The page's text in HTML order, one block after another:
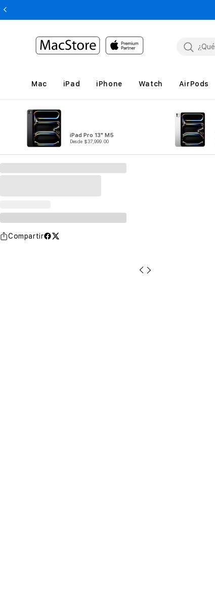
Mac iPad iPhone Watch AirPods
iPad Pro 13" M5
Desde $37,999.00
Compartir